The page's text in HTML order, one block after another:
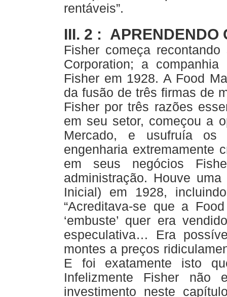
rentáveis”.
III. 2 : APRENDENDO
Fisher começa
Corporation; a
Fisher em 1928. A Food
da fusão de três firmas de
Fisher por três razões
em seu setor, começou a
Mercado, e usufruía os
engenharia extremamente
em seus negócios
administração. Houve
Inicial) em 1928,
“Acreditava-se que a
‘embuste’ quer era
especulativa… Era
montes a preços
E foi exatamente isto
Infelizmente Fisher não
investimento neste